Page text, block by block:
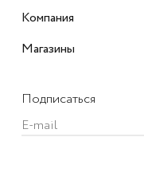
Компания
Магазины
Подписаться